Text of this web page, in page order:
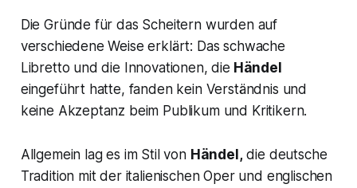
Die Gründe für das Scheitern wurden auf
verschiedene Weise erklärt: Das schwache
Libretto und die Innovationen, die Händel
eingeführt hatte, fanden kein Verständnis und
keine Akzeptanz beim Publikum und Kritikern.
Allgemein lag es im Stil von Händel,die deutsche
Tradition mit der italienischen Oper und englischen